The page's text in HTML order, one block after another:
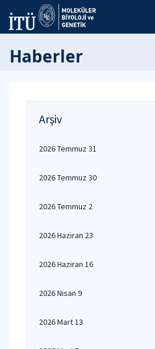
Haberler
Arşiv
2026 Temmuz 31
2026 Temmuz 30
2026 Temmuz 2
2026 Haziran 23
2026 Haziran 16
2026 Nisan 9
2026 Mart 13